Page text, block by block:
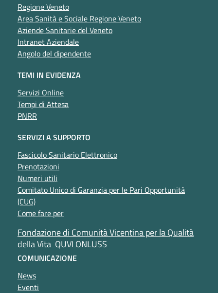
Regione Veneto
Area Sanità e Sociale Regione Veneto
Aziende Sanitarie del Veneto
Intranet Aziendale
Angolo del dipendente
TEMI IN EVIDENZA
Servizi Online
Tempi di Attesa
PNRR
SERVIZI A SUPPORTO
Fascicolo Sanitario Elettronico
Prenotazioni
Numeri utili
Comitato Unico di Garanzia per le Pari Opportunità
(CUG)
Come fare per
Fondazione di Comunità Vicentina per la Qualità
della Vita QUVI ONLUSS
COMUNICAZIONE
News
Eventi